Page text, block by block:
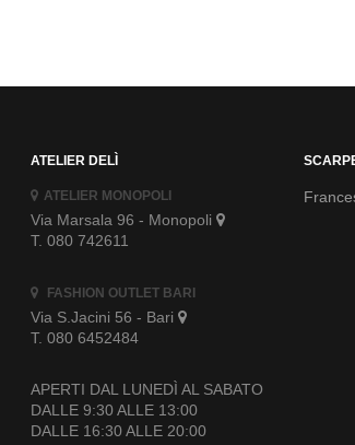
ATELIER DELÌ
ATELIER MONOPOLI
Via Marsala 96 - Monopoli
T. 080 742611
FASHION OUTLET BARI
Via S.Jacini 56 - Bari
T. 080 6452484
APERTI DAL LUNEDÌ AL SABATO
DALLE 9:30 ALLE 13:00
DALLE 16:30 ALLE 20:00